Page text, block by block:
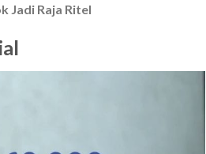
Jadi Raja Ritel